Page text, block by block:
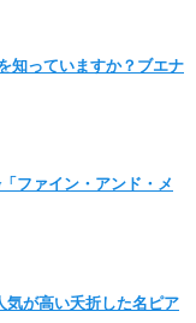
知っていますか？ブエナ
ファイン・アンド・メ
気が高い夭折した名ピア